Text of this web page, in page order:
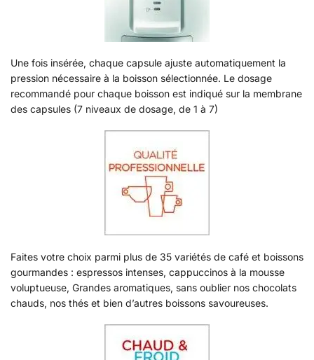
Une fois insérée, chaque capsule ajuste automatiquement la
pression nécessaire à la boisson sélectionnée. Le dosage
recommandé pour chaque boisson est indiqué sur la membrane
des capsules (7 niveaux de dosage, de 1 à 7)
Faites votre choix parmi plus de 35 variétés de café et boissons
gourmandes : espressos intenses, cappuccinos à la mousse
voluptueuse, Grandes aromatiques, sans oublier nos chocolats
chauds, nos thés et bien d’autres boissons savoureuses.